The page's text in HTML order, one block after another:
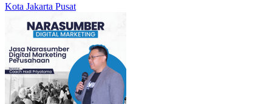
Kota Jakarta Pusat